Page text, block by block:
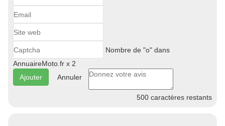
Nombre de "o" dans
AnnuaireMoto.fr x 2
Annuler
500 caractères restants